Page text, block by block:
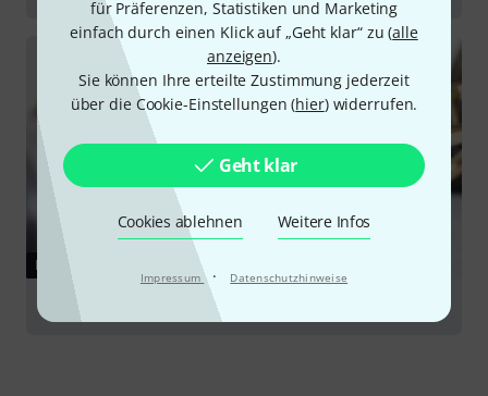
für Präferenzen, Statistiken und Marketing
einfach durch einen Klick auf „Geht klar“ zu (alle
anzeigen).
Sie können Ihre erteilte Zustimmung jederzeit
über die Cookie-Einstellungen (hier) widerrufen.
Geht klar
Cookies ablehnen Weitere Infos
Impressum · Datenschutzhinweise
RATGEBER